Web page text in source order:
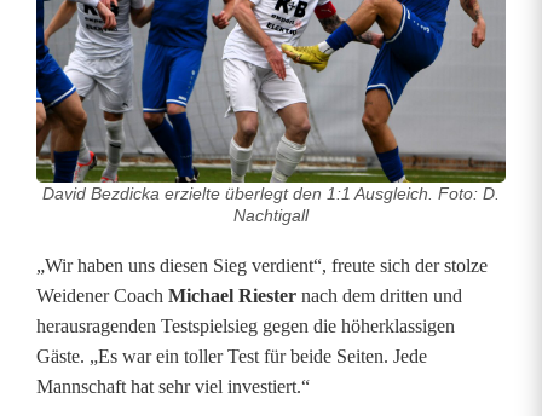
S
p
V
g
S
V
W
e
David Bezdicka erzielte überlegt den 1:1 Ausgleich. Foto: D.
Nachtigall
„Wir haben uns diesen Sieg verdient“, freute sich der stolze
Weidener Coach Michael Riester nach dem dritten und
herausragenden Testspielsieg gegen die höherklassigen
Gäste. „Es war ein toller Test für beide Seiten. Jede
Mannschaft hat sehr viel investiert.“